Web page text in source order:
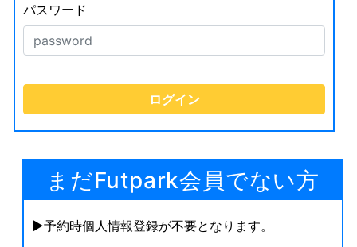
パスワード
まだFutpark会員でない方
▶︎予約時個人情報登録が不要となります。